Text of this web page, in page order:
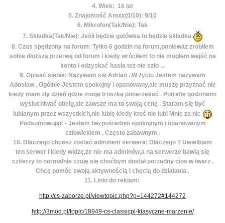
4. Wiek: 16 lat
5. Znajomość Amxx(0/10): 9/10
6. Mikrofon(Tak/Nie): Tak
7. Składka(Tak/Nie): Jeśli będzie gotówka to będzie składka
8. Czas spędzony na forum: Tylko 6 godzin na forum,ponieważ zrobiłem
sobie dłuższą przerwę od forum i kiedy wróciłem to nie mogłem wejść na
konto i odzyskać hasła też nie szło ...
9. Opisać siebie: Nazywam się Adrian . W życiu Jestem nazywam
Adosław . Ogólnie Jestem spokojny i opanowany,ale muszę przyznać nie
kiedy mam zły dzień gdzie mogę troszkę ponarzekać . Potrafię godzinami
wysłuchiwać obelg,ale zawsze ma to swoją cenę . Staram się być
lubianym przez wszystkich,nie lubię kiedy ktoś nie lubi Mnie za nic
Podsumowując - Jestem bezpośrednio spokojnym i opanowanym
człowiekiem . Często zabawnym .
10. Dlaczego chcesz zostać adminem serwera: Dlaczego ? Uwielbiam
ten serwer i kiedy widzę,że nie ma adminów,a na serwerze bawią się
cziterzy to normalnie czuję się choćbym dostał porządny cios w twarz .
Chcę pomóc swoją aktywnością i chęcią do działania .
11. Linki do reklam:
http://cs-zaborze.pl/viewtopic.php?p=144272#144272
http://3mod.pl/topic/18949-cs-classicpl-klasyczne-marzenie/